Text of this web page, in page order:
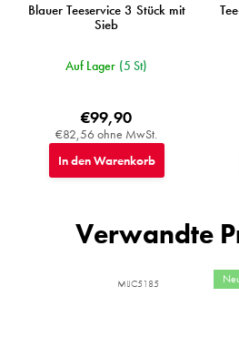
Blauer Teeservice 3 Stück mit
Sieb
Auf Lager (5 St)
€82,56 ohne MwSt.
€99,90
In den Warenkorb
Verwandte
MIJC5185